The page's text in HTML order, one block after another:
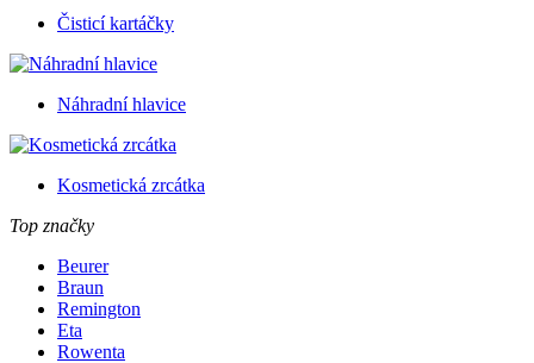
Čisticí kartáčky
Náhradní hlavice
Kosmetická zrcátka
Top značky
Beurer
Braun
Remington
Eta
Rowenta